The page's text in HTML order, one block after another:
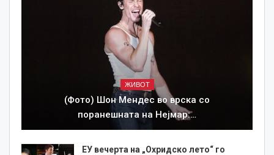
ЖИВОТ
(Фото) Шон Мендес во врска со
поранешната на Нејмар:…
ЕУ вечерта на „Охридско лето“ го